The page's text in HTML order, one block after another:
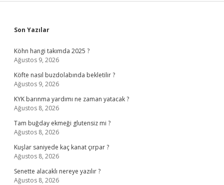
Sidebar
Son Yazılar
Köhn hangi takımda 2025 ?
Ağustos 9, 2026
Köfte nasıl buzdolabında bekletilir ?
Ağustos 9, 2026
KYK barınma yardımı ne zaman yatacak ?
Ağustos 8, 2026
Tam buğday ekmeği glutensiz mi ?
Ağustos 8, 2026
Kuşlar saniyede kaç kanat çırpar ?
Ağustos 8, 2026
Senette alacaklı nereye yazılır ?
Ağustos 8, 2026